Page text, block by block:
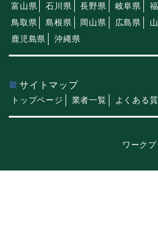
富山県
石川県 長野県 岐阜県
鳥取県
島根県 岡山県 広島県
鹿児島県
沖縄県
サイトマップ
トップページ 業者一覧 よくある
ワーク